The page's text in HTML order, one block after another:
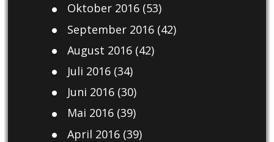
Oktober 2016(53)
September 2016(42)
August 2016(42)
Juli 2016(34)
Juni 2016(30)
Mai 2016(39)
April 2016(39)